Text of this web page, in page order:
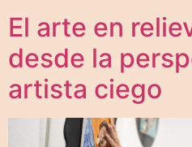
El arte en
desde la
artista ciego